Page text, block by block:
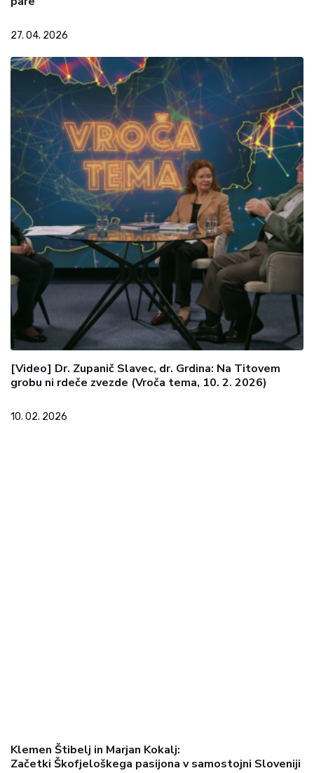
27. 04. 2026
[Video] Dr. Zupanič Slavec, dr. Grdina: Na Titovem
grobu ni rdeče zvezde (Vroča tema, 10. 2. 2026)
10. 02. 2026
Klemen Štibelj in Marjan Kokalj:
Začetki Škofjeloškega pasijona v samostojni Sloveniji